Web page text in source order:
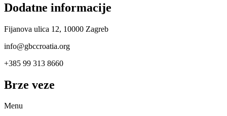
Dodatne informacije
Fijanova ulica 12, 10000 Zagreb
info@gbccroatia.org
+385 99 313 8660
Brze veze
Menu